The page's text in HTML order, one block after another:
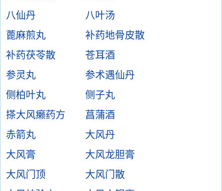
八仙丹
八叶汤
蓖麻煎丸
补药地骨皮散
补药茯苓散
苍耳酒
参灵丸
参术遇仙丹
侧柏叶丸
侧子丸
搽大风癞药方
菖蒲酒
赤箭丸
大风丹
大风膏
大风龙胆膏
大风门顶
大风门散